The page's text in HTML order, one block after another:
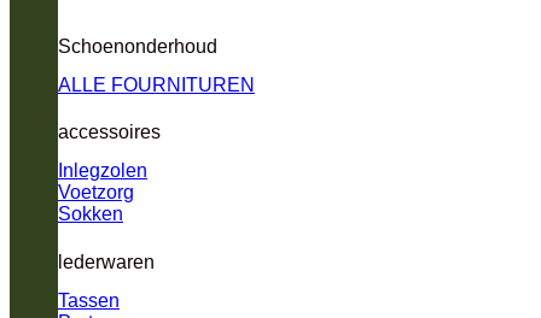
Schoenonderhoud
ALLE FOURNITUREN
accessoires
Inlegzolen
Voetzorg
Sokken
lederwaren
Tassen